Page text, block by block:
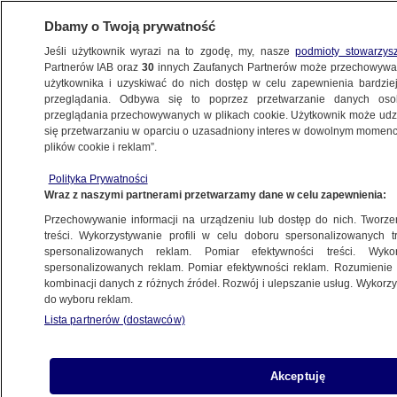
POLSKA
że pomógł wygrać wybory formacji
prezydenta"
10.06.2019, 12:24
Udostępnij
Dbamy o Twoją prywatność
Jeśli użytkownik wyrazi na to zgodę, my, naszepodmioty
Partnerów IAB oraz30 innych Zaufanych Partnerów może
użytkownika i uzyskiwać do nich dostęp w celu zapewnienia
przeglądania. Odbywa się to poprzez przetwarzanie danych
przeglądania przechowywanych w plikach cookie. Użytkownik może
się przetwarzaniu w oparciu o uzasadniony interes w dowolnym
plików cookie i reklam”.
Polityka Prywatności
Wraz z naszymi partnerami przetwarzamy dane w celu zapewnienia:
Przechowywanie informacji na urządzeniu lub dostęp do nich.
treści. Wykorzystywanie profili w celu doboru spersonalizowanych
spersonalizowanych reklam. Pomiar efektywności treści.
spersonalizowanych reklam. Pomiar efektywności reklam.
kombinacji danych z różnych źródeł. Rozwój i ulepszanie usług.
do wyboru reklam.
Lista partnerów (dostawców)
Akceptuję